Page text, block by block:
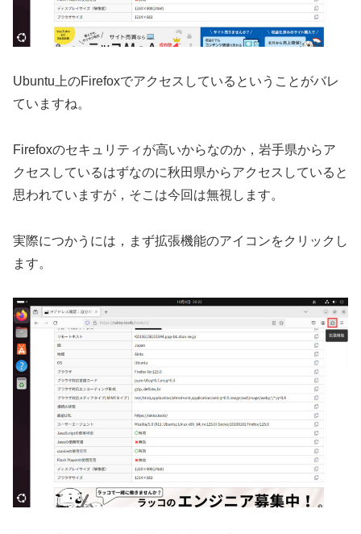
Ubuntu上のFirefoxでアクセスしているということがバレ
ていますね。
Firefoxのセキュリティが高いからなのか，岩手県からア
クセスしているはずなのに秋田県からアクセスしていると
思われていますが，そこは今回は無視します。
実際につかうには，まず拡張機能のアイコンをクリックし
ます。